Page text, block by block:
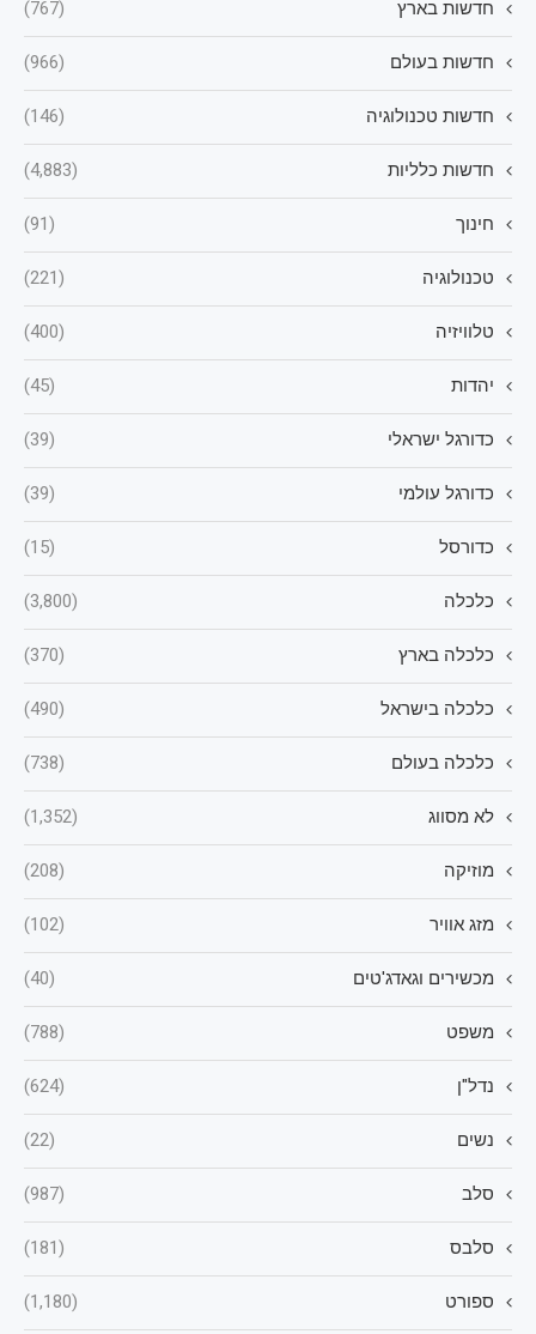
חדשות בארץ (767)
חדשות בעולם (966)
חדשות טכנולוגיה (146)
חדשות כלליות (4,883)
חינוך (91)
טכנולוגיה (221)
טלוויזיה (400)
יהדות (45)
כדורגל ישראלי (39)
כדורגל עולמי (39)
כדורסל (15)
כלכלה (3,800)
כלכלה בארץ (370)
כלכלה בישראל (490)
כלכלה בעולם (738)
לא מסווג (1,352)
מוזיקה (208)
מזג אוויר (102)
מכשירים וגאדג'טים (40)
משפט (788)
נדל"ן (624)
נשים (22)
סלב (987)
סלבס (181)
ספורט (1,180)